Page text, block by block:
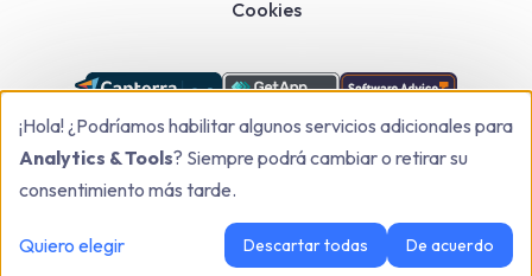
Cookies
Kanbox: Herramienta de automatización de LinkedIn y ventas para crecer más
rápido
Todos los derechos reservados
¡Hola! ¿Podríamos habilitar algunos servicios adicionales para
Analytics & Tools? Siempre podrá cambiar o retirar su
consentimiento más tarde.
Quiero elegir Descartar todas De acuerdo